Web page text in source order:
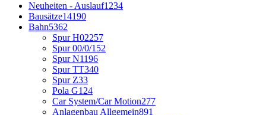
Neuheiten - Auslauf1234
Bausätze14190
Bahn5362
Spur H02257
Spur 00/0/1 52
Spur N1196
Spur TT340
Spur Z33
Pola G124
Car System/Car Motion277
Anlagenbau Allgemein891